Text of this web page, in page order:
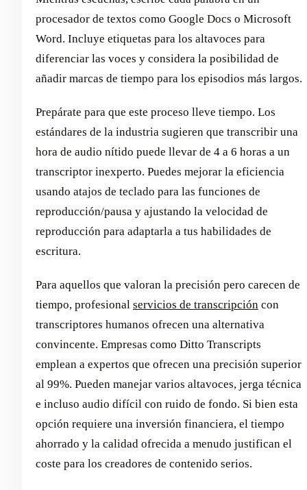
procesador de textos como Google Docs o Microsoft
Word. Incluye etiquetas para los altavoces para
diferenciar las voces y considera la posibilidad de
añadir marcas de tiempo para los episodios más largos.
Prepárate para que este proceso lleve tiempo. Los
estándares de la industria sugieren que transcribir una
hora de audio nítido puede llevar de 4 a 6 horas a un
transcriptor inexperto. Puedes mejorar la eficiencia
usando atajos de teclado para las funciones de
reproducción/pausa y ajustando la velocidad de
reproducción para adaptarla a tus habilidades de
escritura.
Para aquellos que valoran la precisión pero carecen de
tiempo, profesional servicios de transcripción con
transcriptores humanos ofrecen una alternativa
convincente. Empresas como Ditto Transcripts
emplean a expertos que ofrecen una precisión superior
al 99%. Pueden manejar varios altavoces, jerga técnica
e incluso audio difícil con ruido de fondo. Si bien esta
opción requiere una inversión financiera, el tiempo
ahorrado y la calidad ofrecida a menudo justifican el
coste para los creadores de contenido serios.